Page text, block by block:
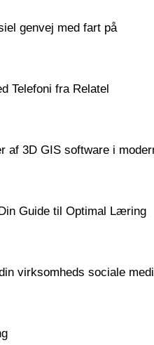
genvej med fart på
Telefoni fra Relatel
af 3D GIS software i
Guide til Optimal Læring
virksomheds sociale